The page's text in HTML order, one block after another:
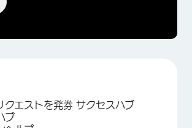
クエストを発券 サクセスハブ
ブ